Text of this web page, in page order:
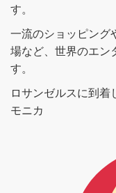
す。
一流のショッピング
場など、世界のエン
す。
ロサンゼルスに到
モニカ